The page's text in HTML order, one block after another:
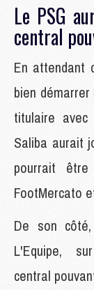
Le PSG
central
En attendant
bien
titulaire avec
Saliba aurait
pourrait
FootMercato
De son
L'Equipe,
central